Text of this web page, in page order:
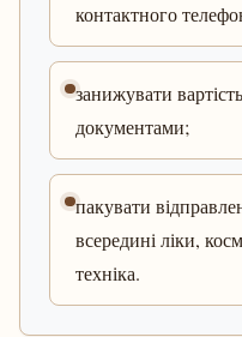
контактного
занижувати
документами;
пакувати
всередині ліки,
техніка.